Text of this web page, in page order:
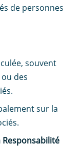
de personnes
souvent
des
sur la
Responsabilité